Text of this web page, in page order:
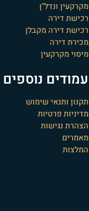
מקרקעין ונדל"ן
רכישת דירה
רכישת דירה מקבלן
מכירת דירה
מיסוי מקרקעין
עמודים נוספים
תקנון ותנאי שימוש
מדיניות פרטיות
הצהרת נגישות
מאמרים
המלצות